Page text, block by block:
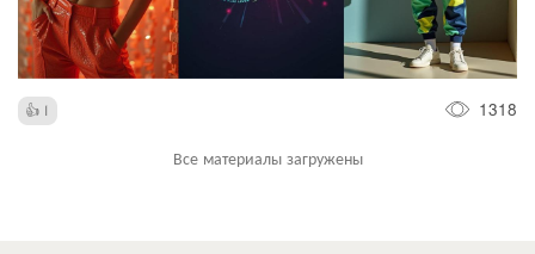
1 1318
Все материалы загружены